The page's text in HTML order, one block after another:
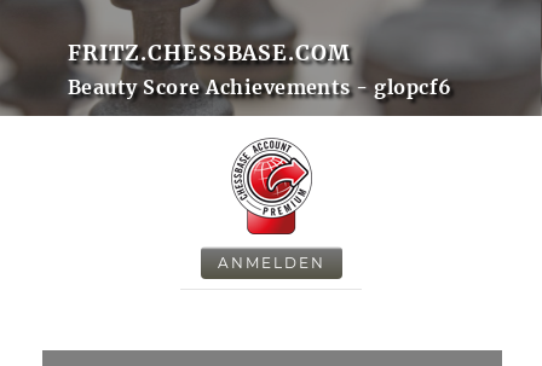
FRITZ.CHESSBASE.COM
Beauty Score Achievements - glopcf6
ANMELDEN